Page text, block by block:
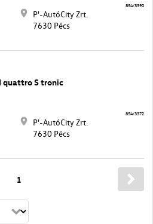
P'-AutóCity Zrt.
7630 Pécs
854/3390
quattro S tronic
P'-AutóCity Zrt.
7630 Pécs
854/3372
1